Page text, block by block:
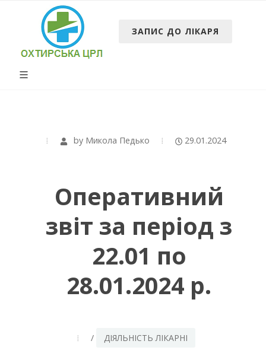
ЗАПИС ДО ЛІКАРЯ
by Микола Педько 29.01.2024
Оперативний
звіт за період з
22.01 по
28.01.2024 р.
/ ДІЯЛЬНІСТЬ ЛІКАРНІ